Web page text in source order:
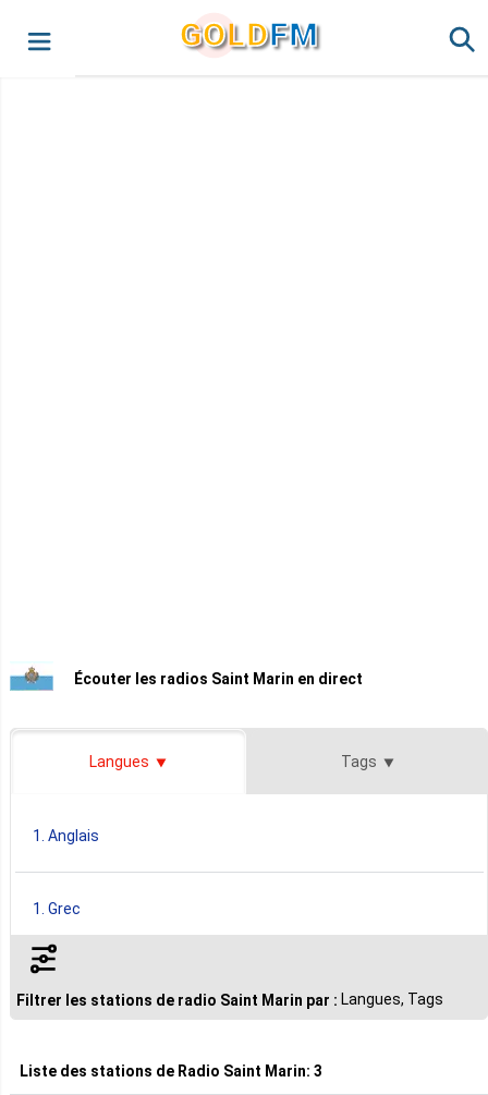
GOLDFM
Écouter les radios Saint Marin en direct
Langues Tags
1. Anglais
1. Grec
Filtrer les stations de radio Saint Marin par : Langues, Tags
Liste des stations de Radio Saint Marin: 3